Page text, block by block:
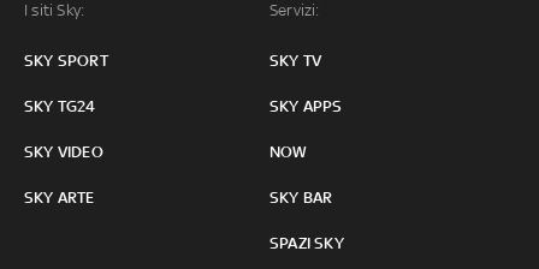
I siti Sky:
SKY SPORT
SKY TG24
SKY VIDEO
SKY ARTE
Servizi:
SKY TV
SKY APPS
NOW
SKY BAR
SPAZI SKY